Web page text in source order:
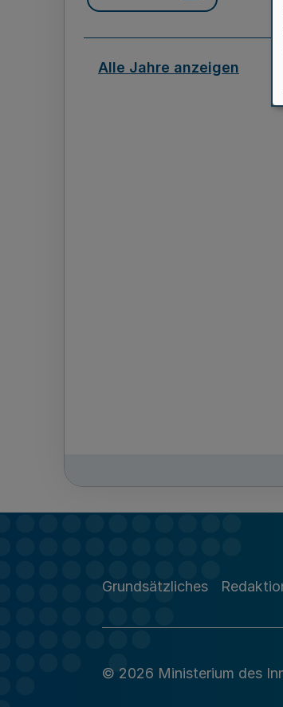
Alle Jahre anzeigen
Grundsätzliches
© 2026 Ministerium des